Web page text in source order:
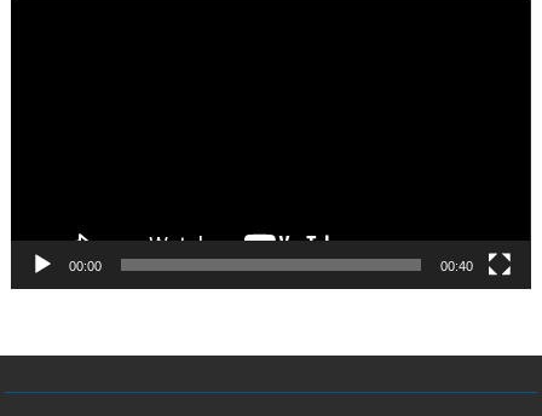
00:00 00:40